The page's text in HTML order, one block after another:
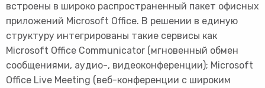
встроены в широко распространенный пакет офисных
приложений Microsoft Office. В решении в единую
структуру интегрированы такие сервисы как
Microsoft Office Communicator (мгновенный обмен
сообщениями, аудио-, видеоконференции); Microsoft
Office Live Meeting (веб-конференции с широким